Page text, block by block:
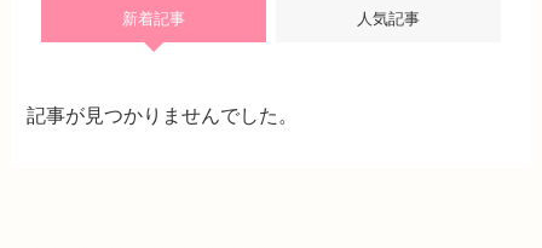
新着記事 人気記事
記事が見つかりませんでした。